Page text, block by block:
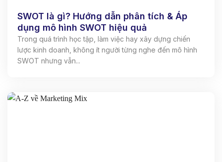
SWOT là gì? Hướng dẫn phân tích & Áp
dụng mô hình SWOT hiệu quả
Trong quá trình học tập, làm việc hay xây dựng chiến
lược kinh doanh, không ít người từng nghe đến mô hình
SWOT nhưng vẫn...